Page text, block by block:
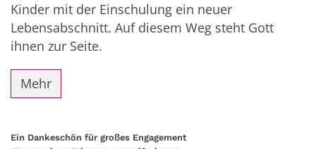
Kinder mit der Einschulung ein neuer
Lebensabschnitt. Auf diesem Weg steht Gott
ihnen zur Seite.
Mehr
Ein Dankeschön für großes Engagement: